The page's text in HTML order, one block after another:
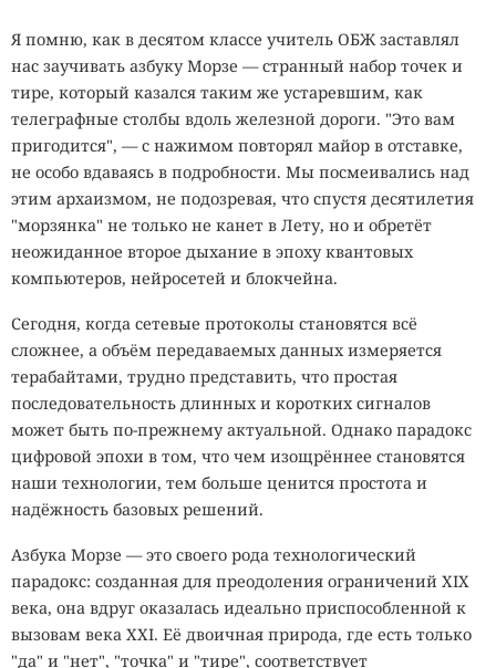
Я помню, как в десятом классе учитель ОБЖ заставлял
нас заучивать азбуку Морзе — странный набор точек и
тире, который казался таким же устаревшим, как
телеграфные столбы вдоль железной дороги. "Это вам
пригодится", — с нажимом повторял майор в отставке,
не особо вдаваясь в подробности. Мы посмеивались над
этим архаизмом, не подозревая, что спустя десятилетия
"морзянка" не только не канет в Лету, но и обретёт
неожиданное второе дыхание в эпоху квантовых
компьютеров, нейросетей и блокчейна.
Сегодня, когда сетевые протоколы становятся всё
сложнее, а объём передаваемых данных измеряется
терабайтами, трудно представить, что простая
последовательность длинных и коротких сигналов
может быть по-прежнему актуальной. Однако парадокс
цифровой эпохи в том, что чем изощрённее становятся
наши технологии, тем больше ценится простота и
надёжность базовых решений.
Азбука Морзе — это своего рода технологический
парадокс: созданная для преодоления ограничений XIX
века, она вдруг оказалась идеально приспособленной к
вызовам века XXI. Её двоичная природа, где есть только
"да" и "нет", "точка" и "тире", соответствует